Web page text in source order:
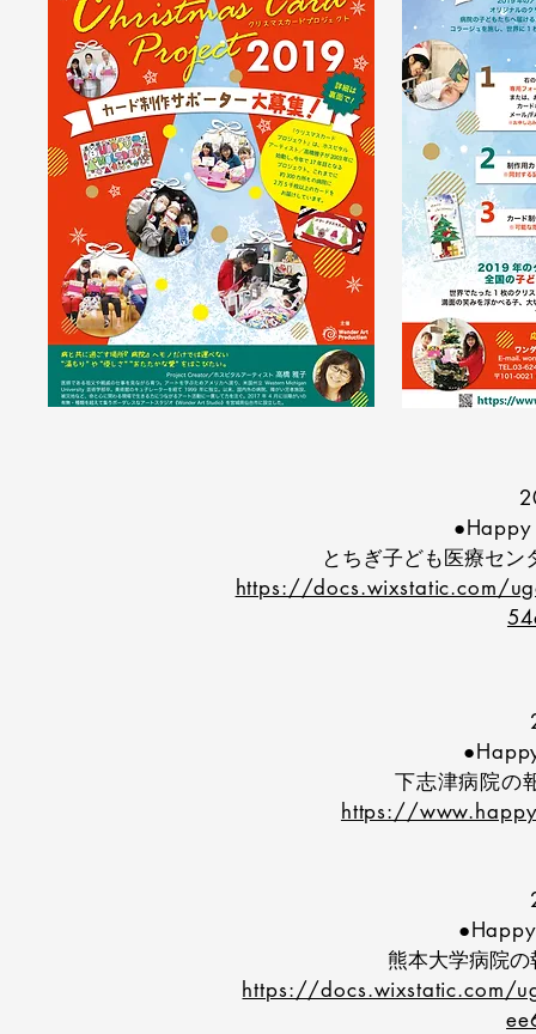
とちぎ子ども医療セン
https://docs.wixstatic.com/
下志津病院の
https://
熊本大学病院の
https://docs.wixstatic.com/